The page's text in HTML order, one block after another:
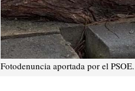
Fotodenuncia aportada por el PSOE.